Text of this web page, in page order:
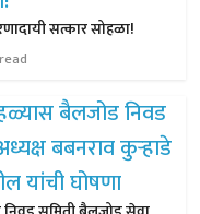
सत्कार सोहळा!